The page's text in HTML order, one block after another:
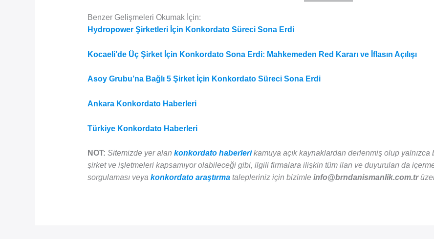
Benzer Gelişmeleri Okumak İçin:
Hydropower Şirketleri İçin Konkordato Süreci Sona Erdi
Kocaeli’de Üç Şirket İçin Konkordato Sona Erdi: Mahkemeden Red Kararı ve İflasın Açılışı
Asoy Grubu’na Bağlı 5 Şirket İçin Konkordato Süreci Sona Erdi
Ankara Konkordato Haberleri
Türkiye Konkordato Haberleri
NOT: Sitemizde yer alan konkordato haberlerikamuya açık kaynaklardan derlenmiş olup yalnızca
şirket ve işletmeleri kapsamıyor olabileceği gibi, ilgili firmalara ilişkin tüm ilan ve duyuruları da
sorgulaması veya konkordato araştırma talepleriniz için bizimle info@brndanismanlik.com.tr